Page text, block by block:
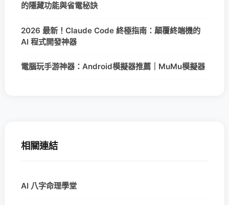
的隱藏功能與省電秘訣
2026 最新！Claude Code 終極指南：顛覆終端機的
AI 程式開發神器
電腦玩手游神器：Android模擬器推薦｜MuMu模擬器
相關連結
AI 八字命理學堂